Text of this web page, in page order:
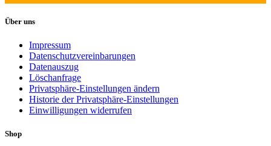
Über uns
Impressum
Datenschutzvereinbarungen
Datenauszug
Löschanfrage
Privatsphäre-Einstellungen ändern
Historie der Privatsphäre-Einstellungen
Einwilligungen widerrufen
Shop